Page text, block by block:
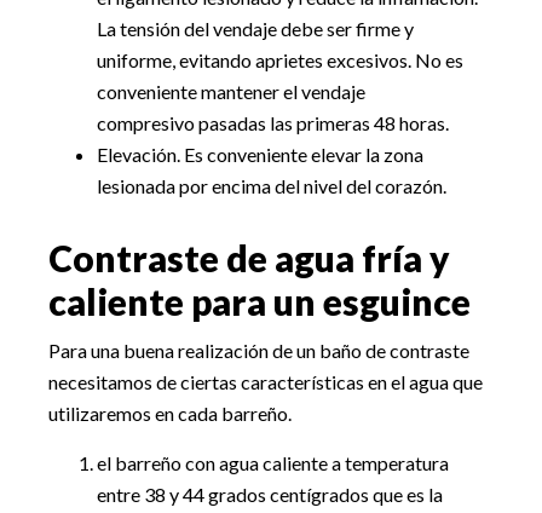
La tensión del vendaje debe ser firme y
uniforme, evitando aprietes excesivos. No es
conveniente mantener el vendaje
compresivo pasadas las primeras 48 horas.
Elevación. Es conveniente elevar la zona
lesionada por encima del nivel del corazón.
Contraste de agua fría y
caliente para un esguince
Para una buena realización de un baño de contraste
necesitamos de ciertas características en el agua que
utilizaremos en cada barreño.
el barreño con agua caliente a temperatura
entre 38 y 44 grados centígrados que es la